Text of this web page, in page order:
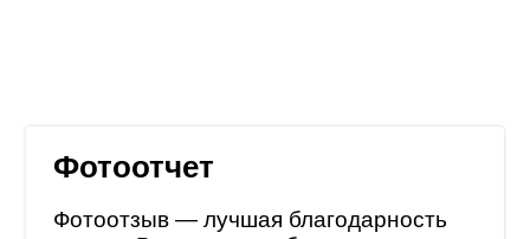
Фотоотчет
Фотоотзыв — лучшая благодарность